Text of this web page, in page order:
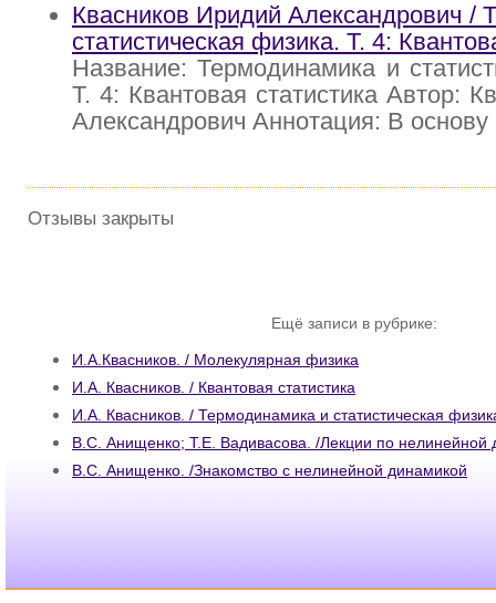
Квасников Иридий Александрович /
статистическая физика. Т. 4:
Название: Термодинамика и
Т. 4: Квантовая статистика Автор:
Александрович Аннотация: В основу
Отзывы закрыты
Ещё записи в рубрике:
И.А.Квасников. / Молекулярная физика
И.А. Квасников. / Квантовая статистика
И.А. Квасников. / Термодинамика и статистическая
В.С. Анищенко; Т.Е. Вадивасова. /Лекции по нелинейной
В.С. Анищенко. /Знакомство с нелинейной динамикой